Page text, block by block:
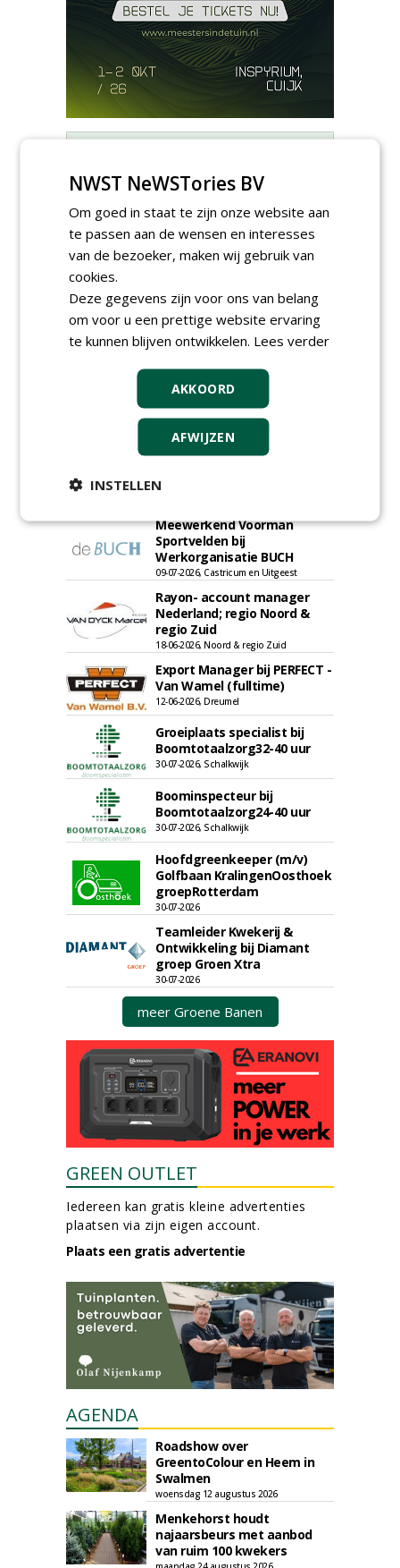
nieuwsbrief.
Allround
magazijnmedewerker
Nederland B.V.
Meewerkend Voorman
Sportvelden bij
Werkorganisatie BUCH
09-07-2026, Castricum en Uitgeest
Rayon- account manager
Nederland; regio Noord &
regio Zuid
18-06-2026, Noord & regio Zuid
Export Manager bij PERFECT -
Van Wamel (fulltime)
12-06-2026, Dreumel
Groeiplaats specialist bij
Boomtotaalzorg32-40 uur
30-07-2026, Schalkwijk
Boominspecteur bij
Boomtotaalzorg24-40 uur
30-07-2026, Schalkwijk
Hoofdgreenkeeper (m/v)
Golfbaan KralingenOosthoek
groepRotterdam
30-07-2026
Teamleider Kwekerij &
Ontwikkeling bij Diamant
groep Groen Xtra
30-07-2026
meer Groene Banen
GREEN OUTLET
Iedereen kan gratis kleine advertenties
plaatsen via zijn eigen account.
Plaats een gratis advertentie
AGENDA
Roadshow over
GreentoColour en Heem in
Swalmen
woensdag 12 augustus 2026
Menkehorst houdt
najaarsbeurs met aanbod
van ruim 100 kwekers
NWST NeWSTories BV
Om goed in staat te zijn onze website aan
te passen aan de wensen en interesses
van de bezoeker, maken wij gebruik van
cookies.
Deze gegevens zijn voor ons van belang
om voor u een prettige website ervaring
te kunnen blijven ontwikkelen. Lees verder
AKKOORD
AFWIJZEN
INSTELLEN